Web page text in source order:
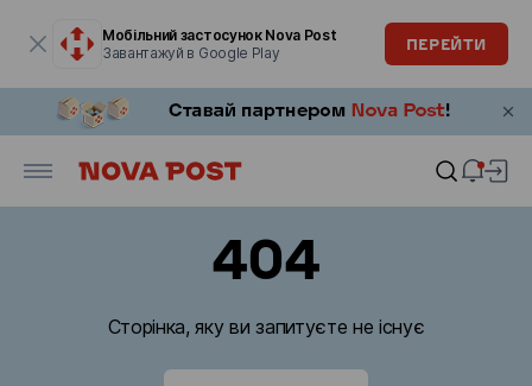
Мобільний застосунок Nova Post
Завантажуй в Google Play
ПЕРЕЙТИ
404
Сторінка, яку ви запитуєте не існує